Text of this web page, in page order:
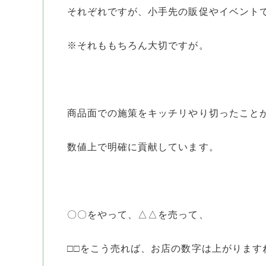
それぞれですが、小手先の販促やイベント
※それももちろん大切ですが。
商品面での施策をキッチリやり切ったこと
数値上で明確に貢献しています。
〇〇をやって、△△を売って、
□□をこう売れば、お店の数字は上がります